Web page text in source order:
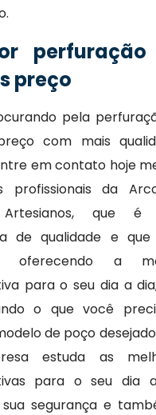
preço
pela
com mais
em contato hoje
profissionais da
Artesianos, que é
de qualidade e
oferecendo a
para o seu dia a
o que você
de poço
estuda as
para o seu dia
sua segurança e